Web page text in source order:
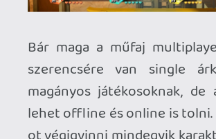
MultiVersus
A következő versenyző annyira új, hogy
igazából még meg sem jelent! Egyelőre
csak a nyitott béta változat érhető el a
MultiVersus-ból, de már most nagyon
minőségi és nagyon sokan játszanak vele.
Free-to-play-ként fut a játék, tehát